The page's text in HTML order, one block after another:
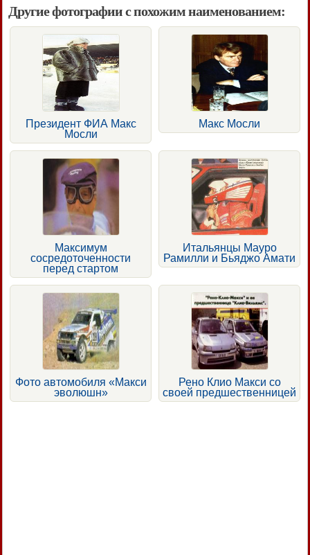
Другие фотографии с похожим наименованием:
Президент ФИА Макс
Мосли
Макс Мосли
Максимум
сосредоточенности
перед стартом
Итальянцы Мауро
Рамилли и Бьяджо Амати
Фото автомобиля «Макси
эволюшн»
Рено Клио Макси со
своей предшественницей